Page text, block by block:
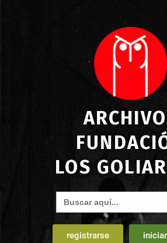
LOS
Buscar:
registrarse